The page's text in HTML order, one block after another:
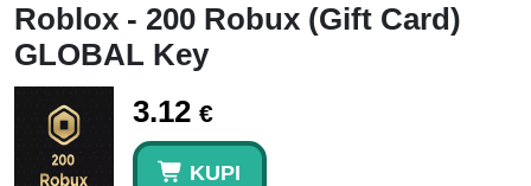
Roblox - 200 Robux (Gift Card)
GLOBAL Key
3.12 €
KUPI